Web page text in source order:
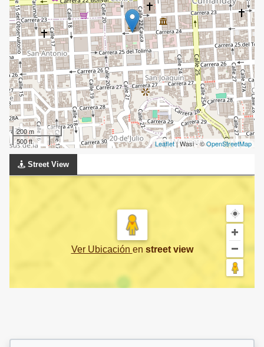
200 m
500 ft
Leaflet| Wasi - ©OpenStreetMap
Street View
Ver Ubicación en street view